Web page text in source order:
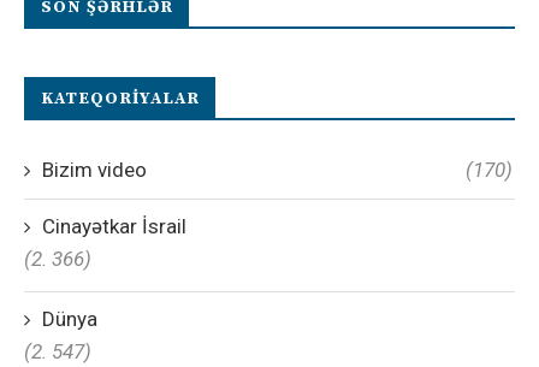
SON ŞƏRHLƏR
KATEQORIYALAR
Bizim video (170)
Cinayətkar İsrail
(2. 366)
Dünya
(2. 547)